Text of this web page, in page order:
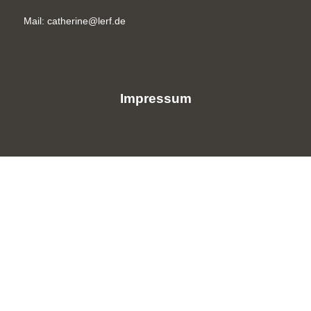
Mail: catherine@lerf.de
Impressum